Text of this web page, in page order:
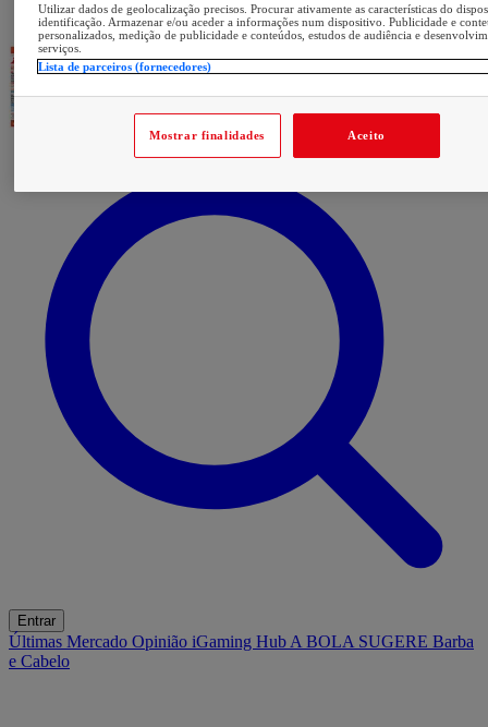
Entrar
Últimas Mercado Opinião iGaming Hub A BOLA SUGERE Barba
e Cabelo
Utilizar dados de geolocalização precisos. Procurar ativamente as características do
identificação. Armazenar e/ou aceder a informações num dispositivo. Publicidade e
personalizados, medição de publicidade e conteúdos, estudos de audiência e
serviços.
Lista de parceiros (fornecedores)
Mostrar finalidades Aceito